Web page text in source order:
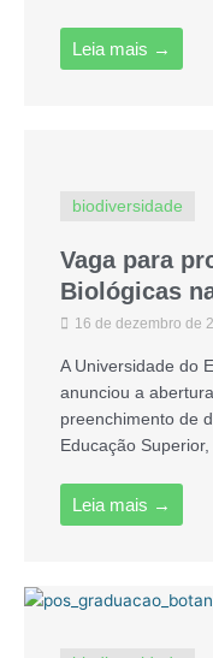
Leia mais →
biodiversidade
Vaga para
Biológicas
16 de dezembro de
A Universidade do
anunciou a
preenchimento de
Educação Superior,
Leia mais →